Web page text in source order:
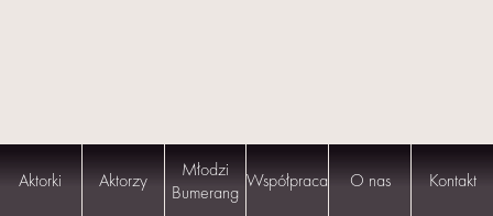
Aktorki Aktorzy
Młodzi
Bumerang Współpraca O nas Kontakt